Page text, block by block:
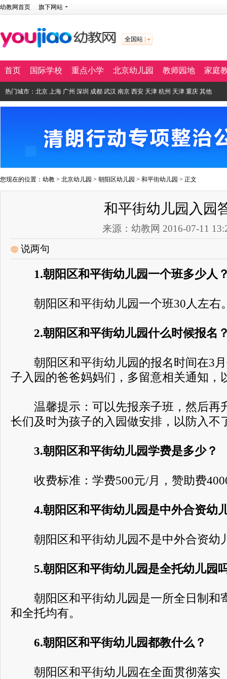
幼教网首页 旗下网站
全国站
首页 国际学校 重点小学 北京幼儿园 教师园地 家庭
热门城市： 北京 上海 广州 深圳 成都 武汉 南京 西安 天津 杭州 天津 重庆 其他
您现在的位置： 幼教 > 北京幼儿园 > 朝阳区幼儿园 > 和平街幼儿园 > 正文
和平街幼儿园入园
来源：幼教网 2016-07-11
说两句
1.朝阳区和平街幼儿园一个班多少人
朝阳区和平街幼儿园一个班30人左右
2.朝阳区和平街幼儿园什么时候报名
朝阳区和平街幼儿园的报名时间在3月
子入园的爸爸妈妈们，多留意相关通知，
温馨提示：可以先报亲子班，然后再
长们及时为孩子的入园做安排，以防入不
3.朝阳区和平街幼儿园学费是多少？
收费标准：学费500元/月，赞助费
4.朝阳区和平街幼儿园是中外合资幼
朝阳区和平街幼儿园不是中外合资幼
5.朝阳区和平街幼儿园是全托幼儿园
朝阳区和平街幼儿园是一所全日制和
和全托均有。
6.朝阳区和平街幼儿园都教什么？
朝阳区和平街幼儿园在全面贯彻落实